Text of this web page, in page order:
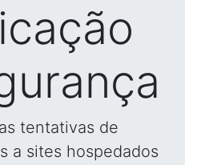
tentativas de
a sites hospedados